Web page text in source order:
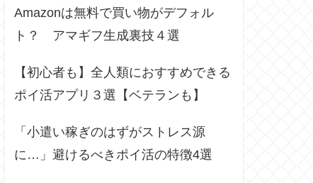
Amazonは無料で買い物がデフォル
ト？ アマギフ生成裏技４選
【初心者も】全人類におすすめできる
ポイ活アプリ３選【ベテランも】
「小遣い稼ぎのはずがストレス源
に…」避けるべきポイ活の特徴4選